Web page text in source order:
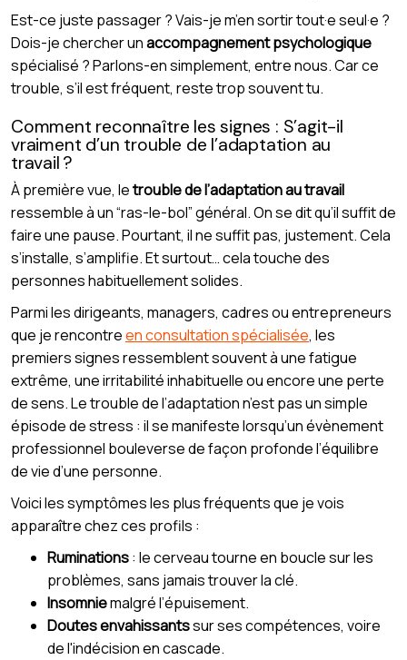
Est-ce juste passager ? Vais-je m’en sortir tout·e seul·e ?
Dois-je chercher unaccompagnement psychologique
spécialisé ? Parlons-en simplement, entre nous. Car ce
trouble, s’il est fréquent, reste trop souvent tu.
Comment reconnaître les signes : S’agit-il
vraiment d’un trouble de l’adaptation au
travail ?
À première vue, letrouble de l’adaptation au travail
ressemble à un “ras-le-bol” général. On se dit qu’il suffit de
faire une pause. Pourtant, il ne suffit pas, justement. Cela
s’installe, s’amplifie. Et surtout… cela touche des
personnes habituellement solides.
Parmi les dirigeants, managers, cadres ou entrepreneurs
que je rencontreen consultation spécialisée, les
premiers signes ressemblent souvent à une fatigue
extrême, une irritabilité inhabituelle ou encore une perte
de sens. Le trouble de l’adaptation n’est pas un simple
épisode de stress : il se manifeste lorsqu’un évènement
professionnel bouleverse de façon profonde l’équilibre
de vie d’une personne.
Voici les symptômes les plus fréquents que je vois
apparaître chez ces profils :
Ruminations: le cerveau tourne en boucle sur les
problèmes, sans jamais trouver la clé.
Insomniemalgré l’épuisement.
Doutes envahissantssur ses compétences, voire
de l'indécision en cascade.